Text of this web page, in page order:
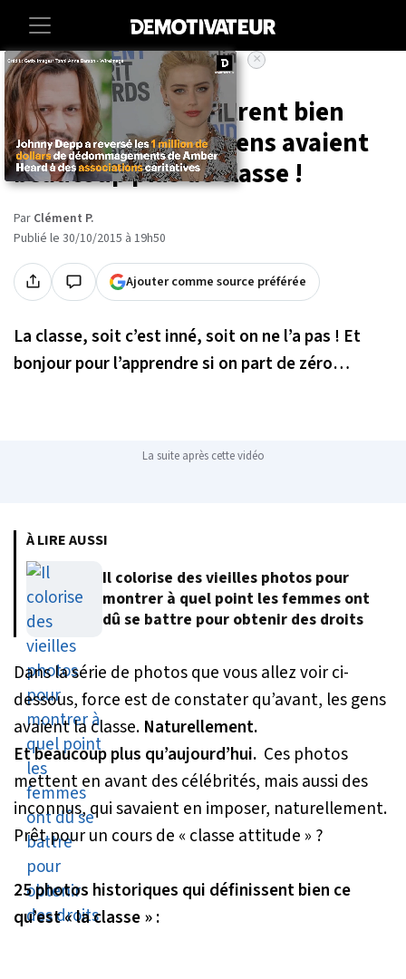
Accueil Culture
25 photos qui montrent bien
qu’à l’époque, les gens avaient
beaucoup plus de classe !
Par Clément P.
Publié le 30/10/2015 à 19h50
Ajouter comme source préférée
La classe, soit c’est inné, soit on ne l’a pas ! Et
bonjour pour l’apprendre si on part de zéro…
La suite après cette vidéo
×
À LIRE AUSSI
Il colorise des vieilles photos pour
montrer à quel point les femmes ont
dû se battre pour obtenir des droits
Dans la série de photos que vous allez voir ci-
dessous, force est de constater qu’avant, les gens
avaient la classe. Naturellement.
Et beaucoup plus qu’aujourd’hui. Ces photos
mettent en avant des célébrités, mais aussi des
inconnus, qui savaient en imposer, naturellement.
Prêt pour un cours de « classe attitude » ?
25 photos historiques qui définissent bien ce
qu’est « la classe » :